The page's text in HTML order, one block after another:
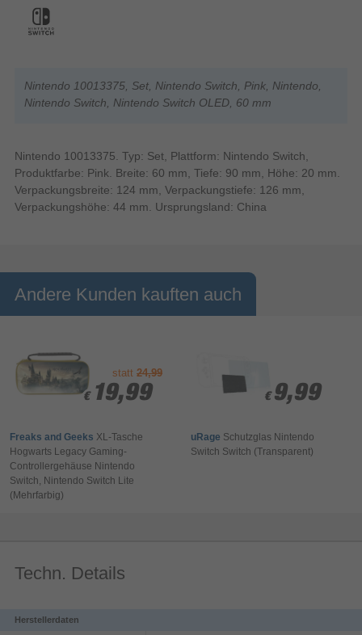
Nintendo 10013375, Set, Nintendo Switch, Pink, Nintendo,
Nintendo Switch, Nintendo Switch OLED, 60 mm
Nintendo 10013375. Typ: Set, Plattform: Nintendo Switch,
Produktfarbe: Pink. Breite: 60 mm, Tiefe: 90 mm, Höhe: 20 mm.
Verpackungsbreite: 124 mm, Verpackungstiefe: 126 mm,
Verpackungshöhe: 44 mm. Ursprungsland: China
Andere Kunden kauften auch
statt24,99
€ 19,99
€ 19,99
Freaks and Geeks XL-Tasche
Hogwarts Legacy Gaming-
Controllergehäuse Nintendo
Switch, Nintendo Switch Lite
(Mehrfarbig)
€ 9,99
€ 9,99
uRage Schutzglas Nintendo
Switch Switch (Transparent)
Techn. Details
Herstellerdaten